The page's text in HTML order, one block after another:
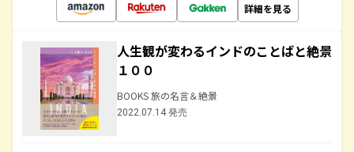
詳細を見る
人生観が変わるインドのことばと絶景
１００
BOOKS 旅の名言＆絶景
2022.07.14 発売